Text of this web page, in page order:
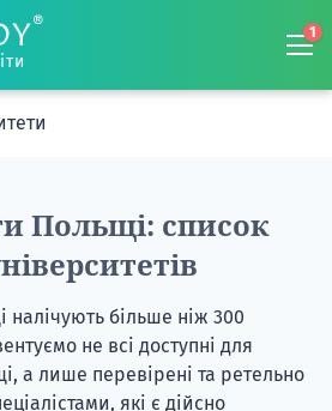
1
Польщі: список
налічують більше ніж 300
не всі доступні для
а лише перевірені та ретельно
які є дійсно